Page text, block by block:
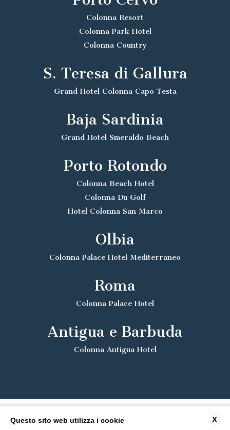
Colonna Resort
Colonna Park Hotel
Colonna Country
S. Teresa di Gallura
Grand Hotel Colonna Capo Testa
Baja Sardinia
Grand Hotel Smeraldo Beach
Porto Rotondo
Colonna Beach Hotel
Colonna Du Golf
Hotel Colonna San Marco
Olbia
Colonna Palace Hotel Mediterraneo
Roma
Colonna Palace Hotel
Antigua e Barbuda
Colonna Antigua Hotel
X
Questo sito web utilizza i cookie